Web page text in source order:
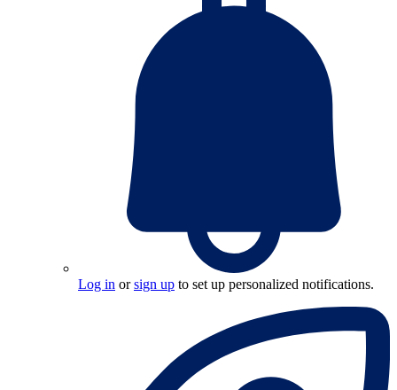
Log in orsign up to set up personalized notifications.